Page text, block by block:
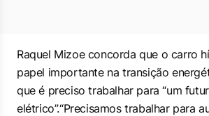
Raquel Mizoe concorda que o carro
papel importante na transição
que é preciso trabalhar para “um
elétrico”.“Precisamos trabalhar para